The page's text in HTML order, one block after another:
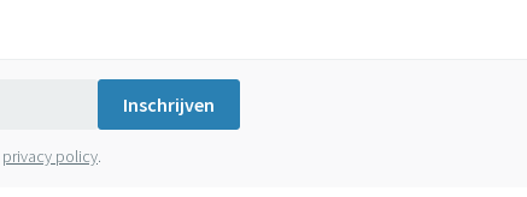
Inschrijven
privacy policy.